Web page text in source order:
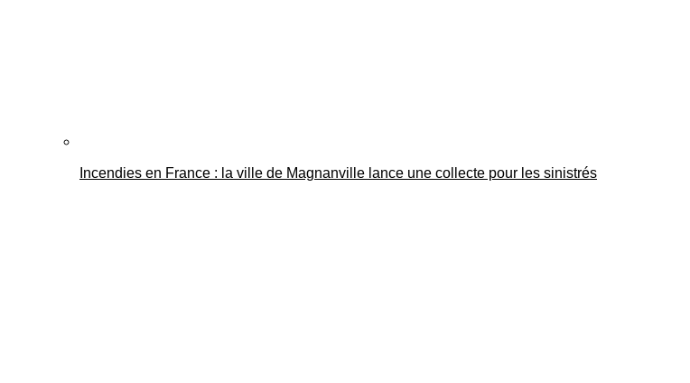
Incendies en France : la ville de Magnanville lance une collecte pour les sinistrés